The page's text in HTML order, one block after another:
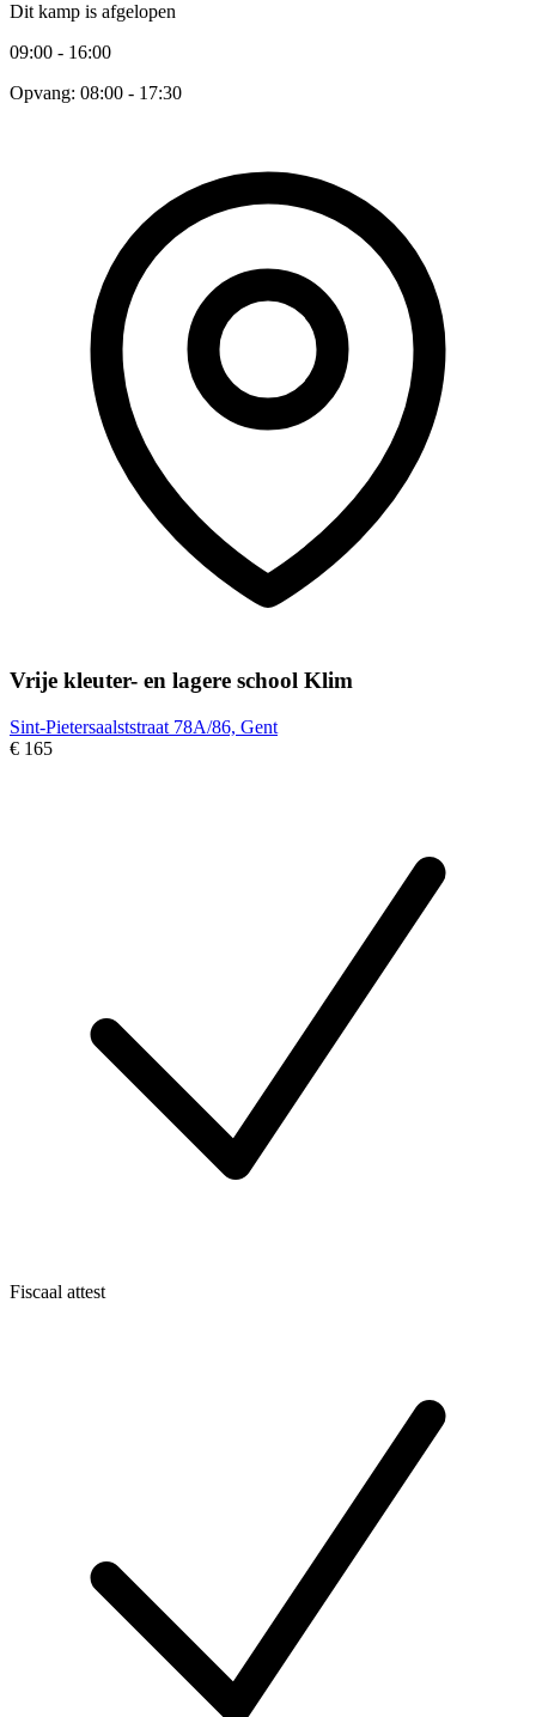
Dit kamp is afgelopen
09:00 - 16:00
Opvang: 08:00 - 17:30
Vrije kleuter- en lagere school Klim
Sint-Pietersaalststraat 78A/86, Gent
€ 165
Fiscaal attest